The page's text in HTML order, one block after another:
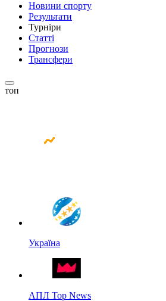
Новини спорту
Результати
Турніри
Статті
Прогнози
Трансфери
топ
Україна
АПЛ Top News